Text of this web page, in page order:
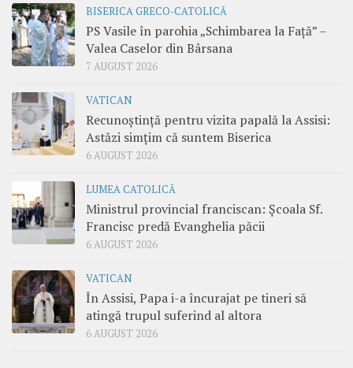
BISERICA GRECO-CATOLICĂ
PS Vasile în parohia „Schimbarea la Față” –
Valea Caselor din Bârsana
7 AUGUST 2026
VATICAN
Recunoștință pentru vizita papală la Assisi:
Astăzi simțim că suntem Biserica
6 AUGUST 2026
LUMEA CATOLICĂ
Ministrul provincial franciscan: Școala Sf.
Francisc predă Evanghelia păcii
6 AUGUST 2026
VATICAN
În Assisi, Papa i-a încurajat pe tineri să
atingă trupul suferind al altora
6 AUGUST 2026